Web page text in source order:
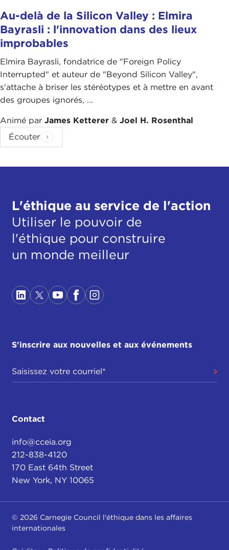
Au-delà de la Silicon Valley : Elmira
Bayrasli : l'innovation dans des lieux
improbables
Elmira Bayrasli, fondatrice de "Foreign Policy
Interrupted" et auteur de "Beyond Silicon Valley",
s'attache à briser les stéréotypes et à mettre en avant
des groupes ignorés, ...
Animé par James Ketterer & Joel H. Rosenthal
Écouter
L'éthique au service de l'action
Utiliser le pouvoir de
l'éthique pour construire
un monde meilleur
S'inscrire aux nouvelles et aux événements
Contact
info@cceia.org
212-838-4120
170 East 64th Street
New York, NY 10065
© 2026 Carnegie Council l'éthique dans les affaires
internationales